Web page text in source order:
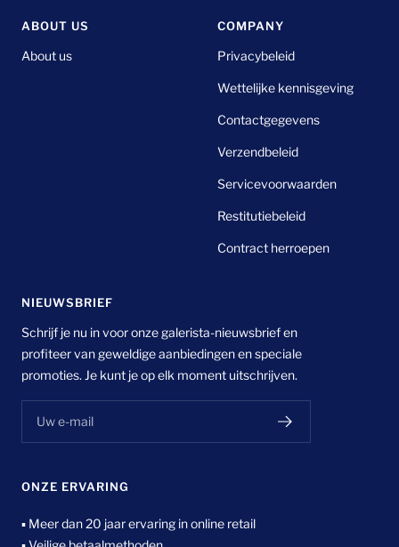
ABOUT US
About us
COMPANY
Privacybeleid
Wettelijke kennisgeving
Contactgegevens
Verzendbeleid
Servicevoorwaarden
Restitutiebeleid
Contract herroepen
NIEUWSBRIEF
Schrijf je nu in voor onze galerista-nieuwsbrief en
profiteer van geweldige aanbiedingen en speciale
promoties. Je kunt je op elk moment uitschrijven.
Uw e-mail
ONZE ERVARING
▪ Meer dan 20 jaar ervaring in online retail